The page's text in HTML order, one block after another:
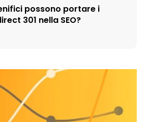
possono portare i
301 nella SEO?